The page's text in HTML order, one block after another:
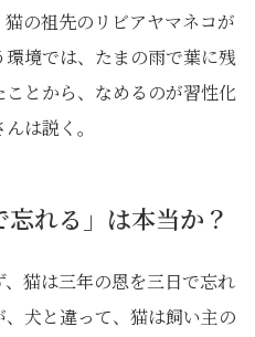
の祖先のリビアヤマネコが
境では、たまの雨で葉に残
とから、なめるのが習性化
は説く。
忘れる」は本当か？
、猫は三年の恩を三日で忘れ
犬と違って、猫は飼い主の